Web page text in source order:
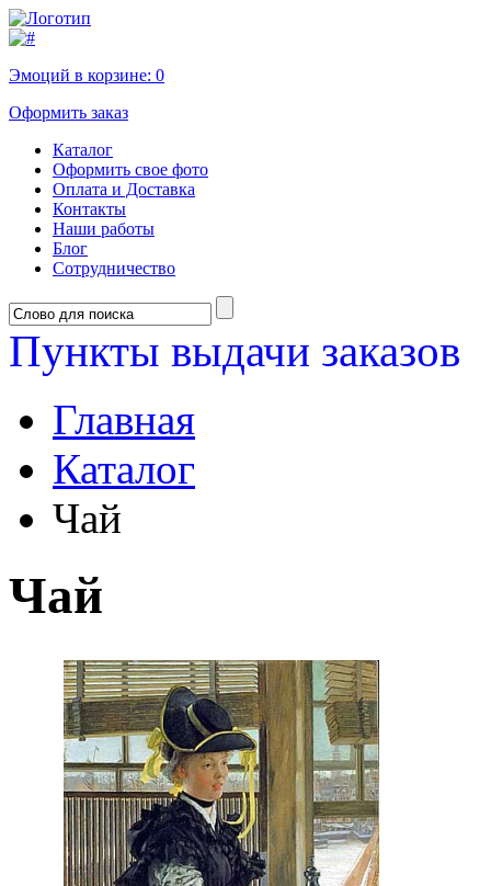
Эмоций в корзине: 0
Оформить заказ
Каталог
Оформить свое фото
Оплата и Доставка
Контакты
Наши работы
Блог
Сотрудничество
Пункты выдачи заказов
Главная
Каталог
Чай
Чай